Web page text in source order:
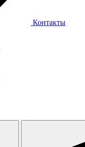
Контакты